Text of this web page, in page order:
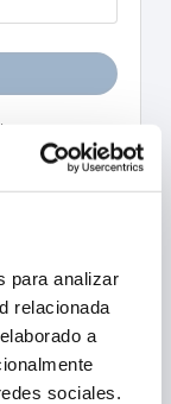
para analizar
relacionada
a
sociales.